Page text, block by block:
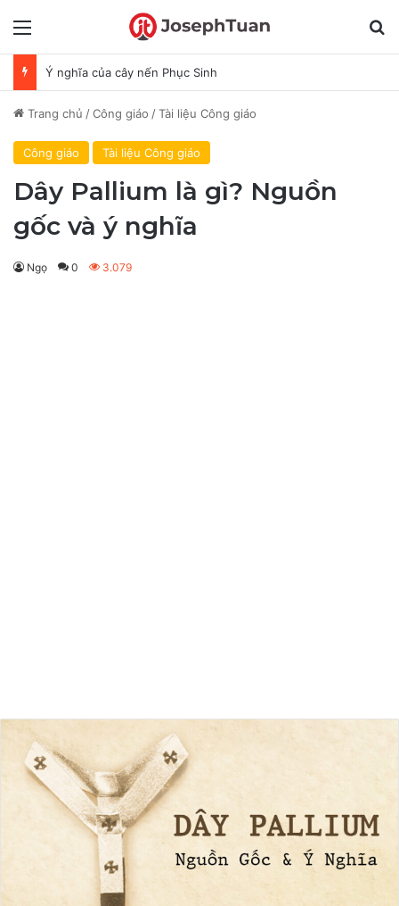
Lễ Phục Sinh là gì? Nguồn gốc và ý nghĩa
Trang chủ /Công giáo /Tài liệu Công giáo
Công giáo Tài liệu Công giáo
Dây Pallium là gì? Nguồn
gốc và ý nghĩa
Ngọ 0 3.079